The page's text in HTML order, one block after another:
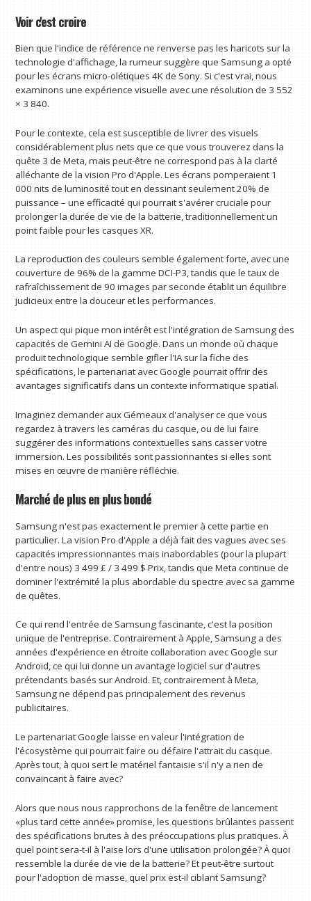
Voir c'est croire
Bien que l'indice de référence ne renverse pas les haricots sur la
technologie d'affichage, la rumeur suggère que Samsung a opté
pour les écrans micro-olétiques 4K de Sony. Si c'est vrai, nous
examinons une expérience visuelle avec une résolution de 3 552
× 3 840.
Pour le contexte, cela est susceptible de livrer des visuels
considérablement plus nets que ce que vous trouverez dans la
quête 3 de Meta, mais peut-être ne correspond pas à la clarté
alléchante de la vision Pro d'Apple. Les écrans pomperaient 1
000 nits de luminosité tout en dessinant seulement 20% de
puissance – une efficacité qui pourrait s'avérer cruciale pour
prolonger la durée de vie de la batterie, traditionnellement un
point faible pour les casques XR.
La reproduction des couleurs semble également forte, avec une
couverture de 96% de la gamme DCI-P3, tandis que le taux de
rafraîchissement de 90 images par seconde établit un équilibre
judicieux entre la douceur et les performances.
Un aspect qui pique mon intérêt est l'intégration de Samsung des
capacités de Gemini AI de Google. Dans un monde où chaque
produit technologique semble gifler l'IA sur la fiche des
spécifications, le partenariat avec Google pourrait offrir des
avantages significatifs dans un contexte informatique spatial.
Imaginez demander aux Gémeaux d'analyser ce que vous
regardez à travers les caméras du casque, ou de lui faire
suggérer des informations contextuelles sans casser votre
immersion. Les possibilités sont passionnantes si elles sont
mises en œuvre de manière réfléchie.
Marché de plus en plus bondé
Samsung n'est pas exactement le premier à cette partie en
particulier. La vision Pro d'Apple a déjà fait des vagues avec ses
capacités impressionnantes mais inabordables (pour la plupart
d'entre nous) 3 499 £ / 3 499 $ Prix, tandis que Meta continue de
dominer l'extrémité la plus abordable du spectre avec sa gamme
de quêtes.
Ce qui rend l'entrée de Samsung fascinante, c'est la position
unique de l'entreprise. Contrairement à Apple, Samsung a des
années d'expérience en étroite collaboration avec Google sur
Android, ce qui lui donne un avantage logiciel sur d'autres
prétendants basés sur Android. Et, contrairement à Meta,
Samsung ne dépend pas principalement des revenus
publicitaires.
Le partenariat Google laisse en valeur l'intégration de
l'écosystème qui pourrait faire ou défaire l'attrait du casque.
Après tout, à quoi sert le matériel fantaisie s'il n'y a rien de
convaincant à faire avec?
Alors que nous nous rapprochons de la fenêtre de lancement
«plus tard cette année» promise, les questions brûlantes passent
des spécifications brutes à des préoccupations plus pratiques. À
quel point sera-t-il à l'aise lors d'une utilisation prolongée? À quoi
ressemble la durée de vie de la batterie? Et peut-être surtout
pour l'adoption de masse, quel prix est-il ciblant Samsung?